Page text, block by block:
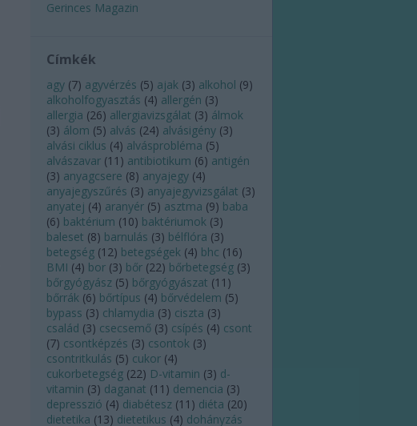
Gerinces Magazin
Címkék
agy (7) agyvérzés (5) ajak (3) alkohol (9)
alkoholfogyasztás (4) allergén (3)
allergia (26) allergiavizsgálat (3) álmok
(3) álom (5) alvás (24) alvásigény (3)
alvási ciklus (4) alvásprobléma (5)
alvászavar (11 ) antibiotikum (6) antigén
(3) anyagcsere (8) anyajegy (4)
anyajegyszűrés (3) anyajegyvizsgálat (3)
anyatej (4) aranyér (5) asztma (9) baba
(6) baktérium (10) baktériumok (3)
baleset (8) barnulás (3) bélflóra (3)
betegség (12) betegségek (4) bhc (16)
BMI (4) bor (3) bőr (22) bőrbetegség (3)
bőrgyógyász (5) bőrgyógyászat (11 )
bőrrák (6) bőrtípus (4) bőrvédelem (5)
bypass (3) chlamydia (3) ciszta (3)
család (3) csecsemő (3) csípés (4) csont
(7) csontképzés (3) csontok (3)
csontritkulás (5) cukor (4)
cukorbetegség (22) D-vitamin (3) d-
vitamin (3) daganat (11 ) demencia (3)
depresszió (4) diabétesz (11 ) diéta (20)
dietetika (13) dietetikus (4) dohányzás